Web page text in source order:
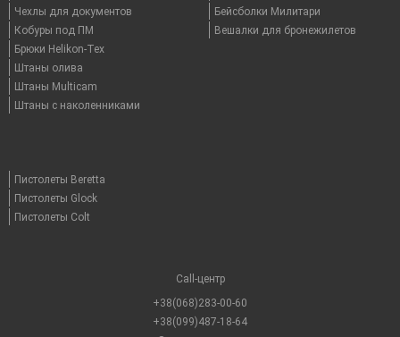
Чехлы для документов
Кобуры под ПМ
Брюки Helikon-Tex
Штаны олива
Штаны Multicam
Штаны с наколенниками
Бейсболки Милитари
Вешалки для бронежилетов
Пистолеты Beretta
Пистолеты Glock
Пистолеты Colt
Call-центр
+38(068)283-00-60
+38(099)487-18-64